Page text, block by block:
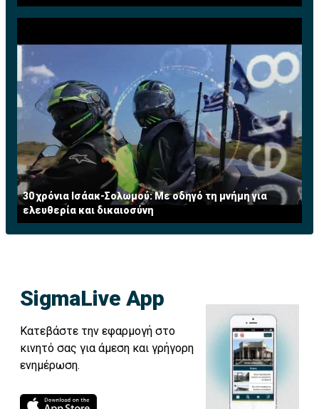
30 χρόνια Ισάακ-Σολωμού: Με οδηγό τη μνήμη για
ελευθερία και δικαιοσύνη
SigmaLive App
Κατεβάστε την εφαρμογή στο
κινητό σας για άμεση και γρήγορη
ενημέρωση.